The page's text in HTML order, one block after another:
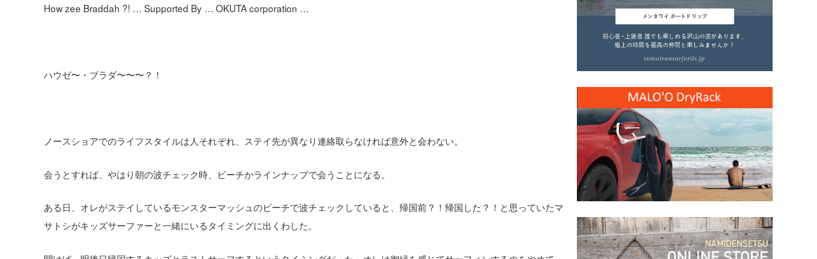
How zee Braddah ?! … Supported By … OKUTA corporation …
ハウゼ〜・ブラダ〜〜〜？！
ノースショアでのライフスタイルは人それぞれ、ステイ先が異なり連絡取らなければ意外と会わない。
会うとすれば、やはり朝の波チェック時、ビーチかラインナップで会うことになる。
ある日、オレがステイしているモンスターマッシュのビーチで波チェックしていると、帰国前？！帰国した？！と思っていたマ
サトシがキッズサーファーと一緒にいるタイミングに出くわした。